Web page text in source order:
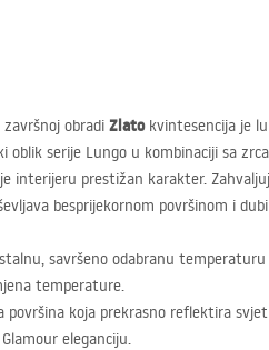
završnoj obradi Zlatokvintesencija je
oblik serije Lungo u kombinaciji sa
interijeru prestižan karakter.
besprijekornom površinom i
savršeno odabranu temperaturu
temperature.
površina koja prekrasno reflektira
eleganciju.